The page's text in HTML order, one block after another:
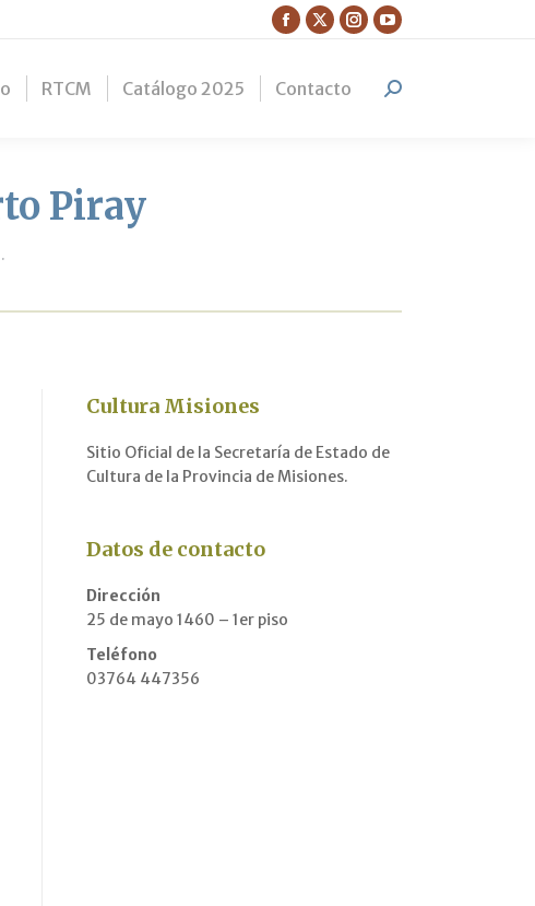
Facebook
opens
X
opens
Instagram
opens
YouTube
opens
RTCM Catálogo 2025 Contacto Search:
Piray
Cultura Misiones
Sitio Oficial de la Secretaría de Estado de
Cultura de la Provincia de Misiones.
Datos de contacto
Dirección
25 de mayo 1460 – 1er piso
Teléfono
03764 447356